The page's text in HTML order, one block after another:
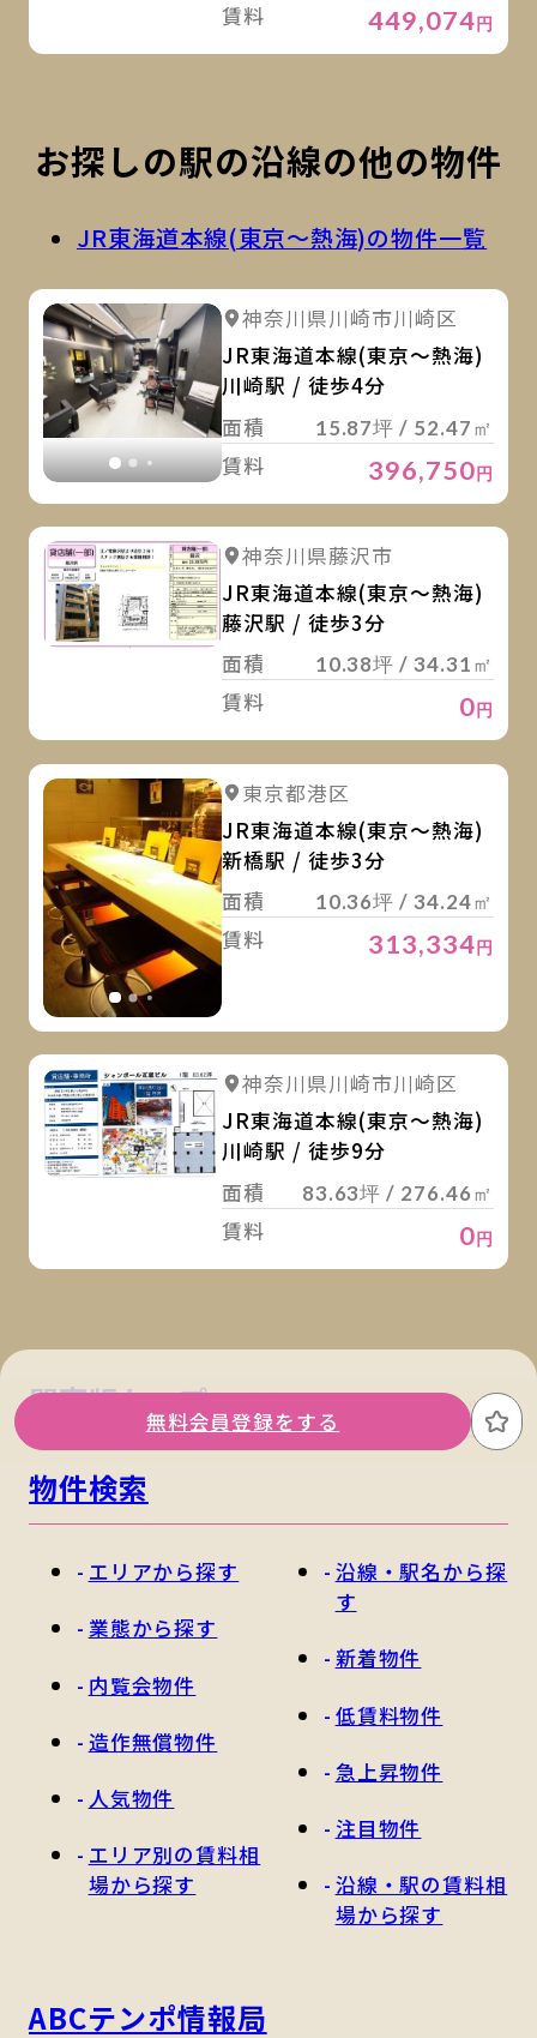
賃料 449,074円
お探しの駅の沿線の他の物件
JR東海道本線(東京～熱海)の物件一覧
詳細を見る 詳細を見る
神奈川県川崎市川崎区
JR東海道本線(東京～熱海)
川崎駅 / 徒歩4分
面積
15.87坪 / 52.47㎡
賃料 396,750円
詳細を見る
神奈川県藤沢市
JR東海道本線(東京～熱海)
藤沢駅 / 徒歩3分
面積
10.38坪 / 34.31㎡
賃料 0円
詳細を見る
東京都港区
JR東海道本線(東京～熱海)
新橋駅 / 徒歩3分
面積
10.36坪 / 34.24㎡
賃料 313,334円
詳細を見る
神奈川県川崎市川崎区
JR東海道本線(東京～熱海)
川崎駅 / 徒歩9分
面積
83.63坪 / 276.46㎡
賃料 0円
無料会員登録をする お
関東版トップ 関西版トップ
物件検索
エリアから探す
業態から探す
内覧会物件
造作無償物件
人気物件
エリア別の賃料相
場から探す
沿線・駅名から探
す
新着物件
低賃料物件
急上昇物件
注目物件
沿線・駅の賃料相
場から探す
ABCテンポ情報局